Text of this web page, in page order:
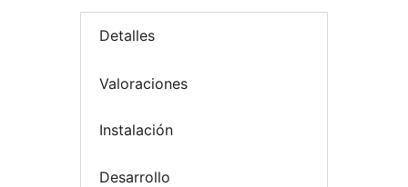
Detalles
Valoraciones
Instalación
Desarrollo